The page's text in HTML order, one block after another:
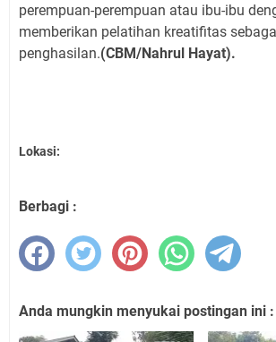
perempuan-perempuan atau ibu-ibu
memberikan pelatihan kreatifitas
penghasilan.(CBM/Nahrul Hayat).
Lokasi:
Berbagi :
Anda mungkin menyukai postingan ini :